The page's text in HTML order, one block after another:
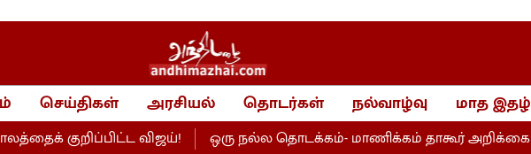
செய்திகள் அரசியல் தொடர்கள் நல்வாழ்வு மாத இதழ்
குறிப்பிட்ட விஜய்! ஒரு நல்ல தொடக்கம்- மாணிக்கம் தாகூர் அறிக்கை